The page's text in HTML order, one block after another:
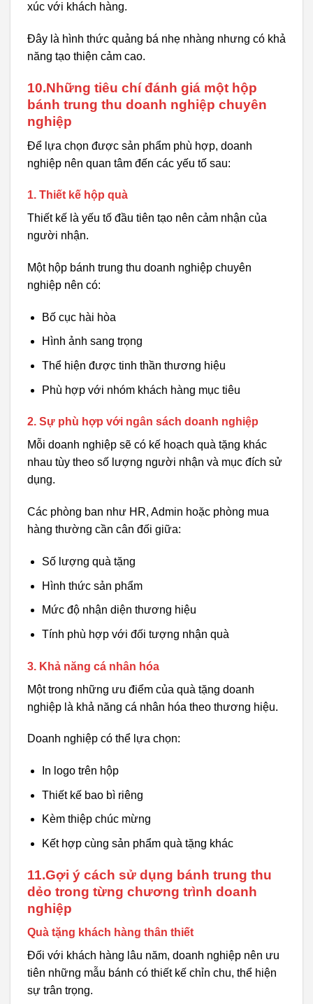
xúc với khách hàng.
Đây là hình thức quảng bá nhẹ nhàng nhưng có khả
năng tạo thiện cảm cao.
10.Những tiêu chí đánh giá một hộp
bánh trung thu doanh nghiệp chuyên
nghiệp
Để lựa chọn được sản phẩm phù hợp, doanh
nghiệp nên quan tâm đến các yếu tố sau:
1. Thiết kế hộp quà
Thiết kế là yếu tố đầu tiên tạo nên cảm nhận của
người nhận.
Một hộp bánh trung thu doanh nghiệp chuyên
nghiệp nên có:
Bố cục hài hòa
Hình ảnh sang trọng
Thể hiện được tinh thần thương hiệu
Phù hợp với nhóm khách hàng mục tiêu
2. Sự phù hợp với ngân sách doanh nghiệp
Mỗi doanh nghiệp sẽ có kế hoạch quà tặng khác
nhau tùy theo số lượng người nhận và mục đích sử
dụng.
Các phòng ban như HR, Admin hoặc phòng mua
hàng thường cần cân đối giữa:
Số lượng quà tặng
Hình thức sản phẩm
Mức độ nhận diện thương hiệu
Tính phù hợp với đối tượng nhận quà
3. Khả năng cá nhân hóa
Một trong những ưu điểm của quà tặng doanh
nghiệp là khả năng cá nhân hóa theo thương hiệu.
Doanh nghiệp có thể lựa chọn:
In logo trên hộp
Thiết kế bao bì riêng
Kèm thiệp chúc mừng
Kết hợp cùng sản phẩm quà tặng khác
11.Gợi ý cách sử dụng bánh trung thu
dẻo trong từng chương trình doanh
nghiệp
Quà tặng khách hàng thân thiết
Đối với khách hàng lâu năm, doanh nghiệp nên ưu
tiên những mẫu bánh có thiết kế chỉn chu, thể hiện
sự trân trọng.